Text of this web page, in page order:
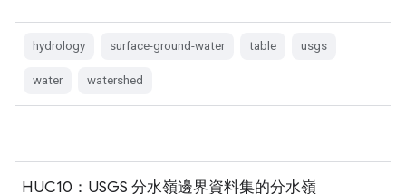
hydrology surface-ground-water table usgs
water watershed
HUC10：USGS 分水嶺邊界資料集的分水嶺